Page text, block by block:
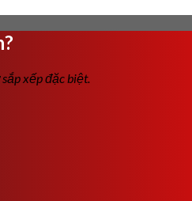
sắp xếp đặc biệt.